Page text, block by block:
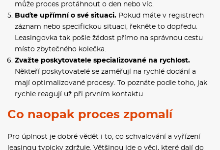
může proces protáhnout o den nebo víc.
Buďte upřímní o své situaci. Pokud máte v registrech
záznam nebo specifickou situaci, řekněte to dopředu.
Leasingovka tak pošle žádost přímo na správnou cestu
místo zbytečného kolečka.
Zvažte poskytovatele specializované na rychlost.
Někteří poskytovatelé se zaměřují na rychlé dodání a
mají optimalizované procesy. To poznáte podle toho, jak
rychle reagují už při prvním kontaktu.
Co naopak proces zpomalí
Pro úplnost je dobré vědět i to, co schvalování a vyřízení
leasingu typicky zdržuje. Většinou jde o věci, které dají do